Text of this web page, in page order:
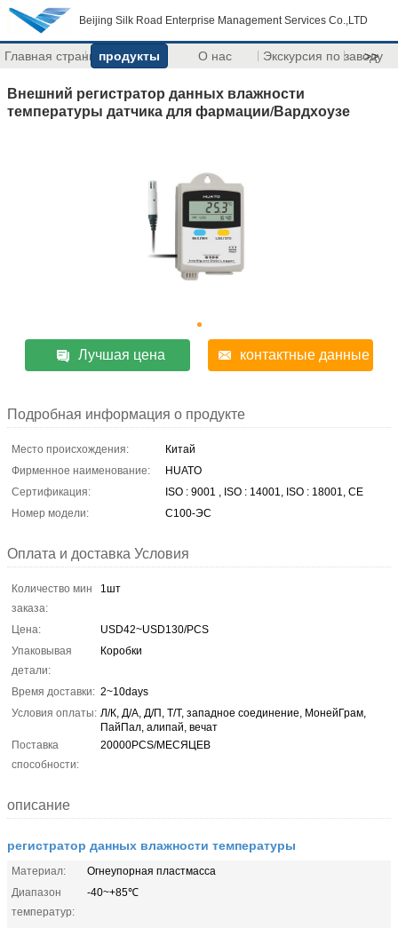
Beijing Silk Road Enterprise Management Services Co.,LTD
Главная страницапродукты О нас Экскурсия по заводу
>>
Внешний регистратор данных влажности
температуры датчика для фармации/Вардхоузе
Лучшая цена контактные данные
Подробная информация о продукте
Место происхождения:
Китай
Фирменное наименование:
HUATO
Сертификация:
ISO : 9001 , ISO : 14001, ISO : 18001, CE
Номер модели:
С100-ЭС
Оплата и доставка Условия
Количество мин
заказа:
1шт
Цена:
USD42~USD130/PCS
Упаковывая
детали:
Коробки
Время доставки: 2~10days
Условия оплаты: Л/К, Д/А, Д/П, Т/Т, западное соединение, МонейГрам,
ПайПал, алипай, вечат
Поставка
способности:
20000PCS/МЕСЯЦЕВ
описание
регистратор данных влажности температуры
Материал:
Огнеупорная пластмасса
Диапазон
температур:
-40~+85℃